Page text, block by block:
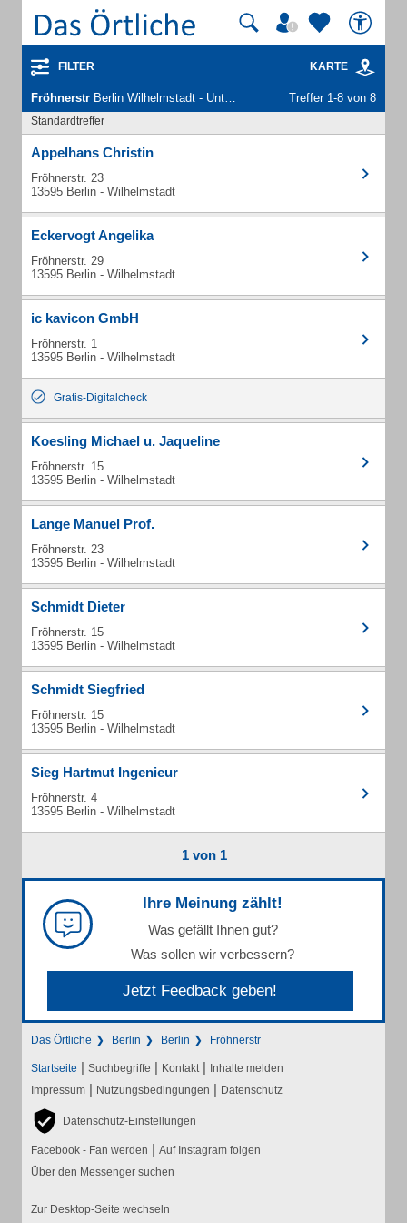
FILTER KARTE
Fröhnerstr Berlin Wilhelmstadt - Unternehmen und Personen Treffer 1-8 von 8
Standardtreffer
Appelhans Christin
Fröhnerstr. 23
13595 Berlin - Wilhelmstadt
Eckervogt Angelika
Fröhnerstr. 29
13595 Berlin - Wilhelmstadt
ic kavicon GmbH
Fröhnerstr. 1
13595 Berlin - Wilhelmstadt
Gratis-Digitalcheck
Koesling Michael u. Jaqueline
Fröhnerstr. 15
13595 Berlin - Wilhelmstadt
Lange Manuel Prof.
Fröhnerstr. 23
13595 Berlin - Wilhelmstadt
Schmidt Dieter
Fröhnerstr. 15
13595 Berlin - Wilhelmstadt
Schmidt Siegfried
Fröhnerstr. 15
13595 Berlin - Wilhelmstadt
Sieg Hartmut Ingenieur
Fröhnerstr. 4
13595 Berlin - Wilhelmstadt
1 von 1
Ihre Meinung zählt!
Was gefällt Ihnen gut?
Was sollen wir verbessern?
Jetzt Feedback geben!
Das Örtliche Berlin Berlin Fröhnerstr
Startseite | Suchbegriffe | Kontakt | Inhalte melden
Impressum | Nutzungsbedingungen | Datenschutz
Datenschutz-Einstellungen
Facebook - Fan werden | Auf Instagram folgen
Über den Messenger suchen
Zur Desktop-Seite wechseln